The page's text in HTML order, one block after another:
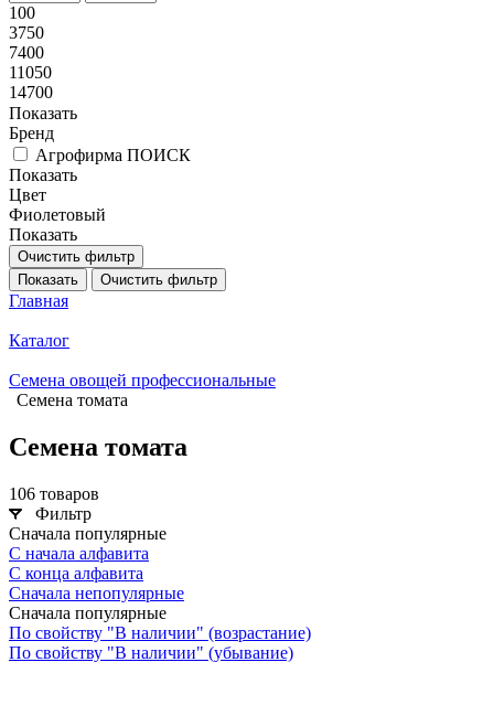
100
3750
7400
11050
14700
Показать
Бренд
Агрофирма ПОИСК
Показать
Цвет
Фиолетовый
Показать
Очистить фильтр
Показать
Очистить фильтр
Главная
Каталог
Семена овощей профессиональные
Семена томата
Семена томата
106 товаров
Фильтр
Сначала популярные
С начала алфавита
С конца алфавита
Сначала непопулярные
Сначала популярные
По свойству "В наличии" (возрастание)
По свойству "В наличии" (убывание)